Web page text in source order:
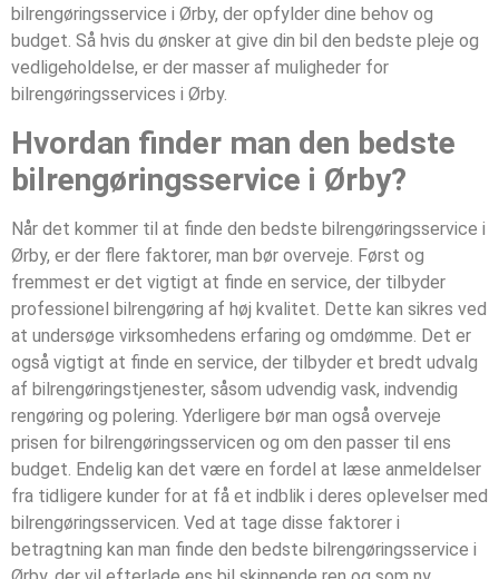
bilrengøringsservice i Ørby, der opfylder dine behov og
budget. Så hvis du ønsker at give din bil den bedste pleje og
vedligeholdelse, er der masser af muligheder for
bilrengøringsservices i Ørby.
Hvordan finder man den bedste
bilrengøringsservice i Ørby?
Når det kommer til at finde den bedste bilrengøringsservice i
Ørby, er der flere faktorer, man bør overveje. Først og
fremmest er det vigtigt at finde en service, der tilbyder
professionel bilrengøring af høj kvalitet. Dette kan sikres ved
at undersøge virksomhedens erfaring og omdømme. Det er
også vigtigt at finde en service, der tilbyder et bredt udvalg
af bilrengøringstjenester, såsom udvendig vask, indvendig
rengøring og polering. Yderligere bør man også overveje
prisen for bilrengøringsservicen og om den passer til ens
budget. Endelig kan det være en fordel at læse anmeldelser
fra tidligere kunder for at få et indblik i deres oplevelser med
bilrengøringsservicen. Ved at tage disse faktorer i
betragtning kan man finde den bedste bilrengøringsservice i